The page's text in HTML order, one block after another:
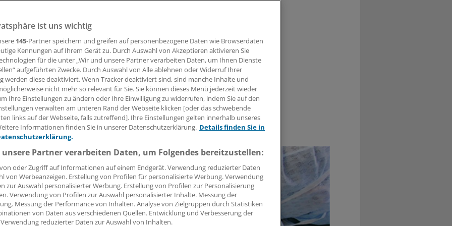
krebskranken Spendern können unter bestimmten Bedingungen
Transplantation geeignet sein. In einer britischen Studie wurde die
in keinem einzigen von 61 untersuchten Fällen übertragen.
05:02 Uhr
0
ist uns wichtig
145-Partner speichern und greifen auf personenbezogene Daten wie Browserdaten
Kennungen auf Ihrem Gerät zu. Durch Auswahl von Akzeptieren aktivieren Sie
für die unter „Wir und unsere Partner verarbeiten Daten, um Ihnen Dienste
aufgeführten Zwecke. Durch Auswahl von Alle ablehnen oder Widerruf Ihrer
werden diese deaktiviert. Wenn Tracker deaktiviert sind, sind manche Inhalte und
nicht mehr so relevant für Sie. Sie können dieses Menü jederzeit wieder
Ihre Einstellungen zu ändern oder Ihre Einwilligung zu widerrufen, indem Sie auf den
verwalten am unteren Rand der Webseite klicken [oder das schwebende
links auf der Webseite, falls zutreffend]. Ihre Einstellungen gelten innerhalb unseres
Informationen finden Sie in unserer Datenschutzerklärung. Details finden Sie in
Partner verarbeiten Daten, um Folgendes bereitzustellen:
oder Zugriff auf Informationen auf einem Endgerät. Verwendung reduzierter Daten
von Werbeanzeigen. Erstellung von Profilen für personalisierte Werbung. Verwendung
zur Auswahl personalisierter Werbung. Erstellung von Profilen zur Personalisierung
Verwendung von Profilen zur Auswahl personalisierter Inhalte. Messung der
Messung der Performance von Inhalten. Analyse von Zielgruppen durch Statistiken
von Daten aus verschiedenen Quellen. Entwicklung und Verbesserung der
reduzierter Daten zur Auswahl von Inhalten.